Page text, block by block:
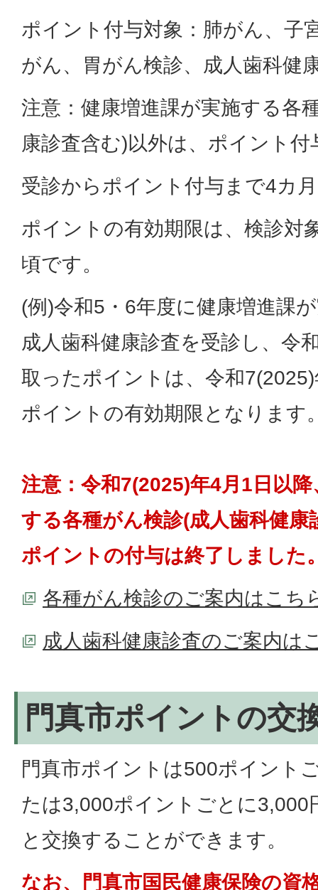
ポイント付与対象：肺がん、子
がん、胃がん検診、成人歯科健
注意：健康増進課が実施する各
康診査含む)以外は、ポイント
受診からポイント付与まで4カ
ポイントの有効期限は、検診対
頃です。
(例)令和5・6年度に健康増進課
成人歯科健康診査を受診し、令
取ったポイントは、令和
ポイントの有効期限となります
注意：令和7(2025)年4月1日以
する各種がん検診(成人歯科健康
ポイントの付与は終了しました
各種がん検診のご案内はこち
成人歯科健康診査のご案内は
門真市ポイントの交
門真市ポイントは500ポイント
たは3,000ポイントごとに3,000
と交換することができます。
なお、門真市国民健康保険の資